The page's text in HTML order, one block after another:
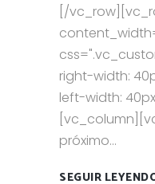
[/
right-width:
left-width:
próximo...
SEGUIR